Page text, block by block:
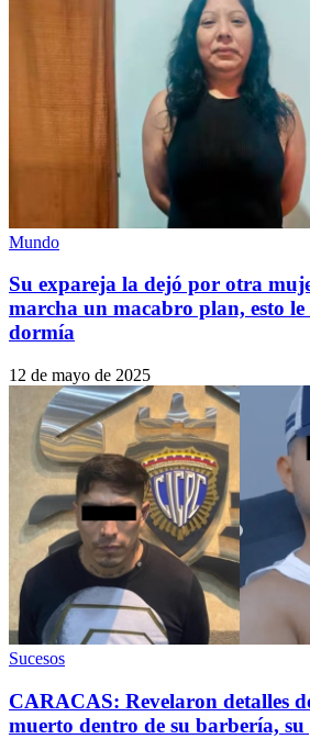
Mundo
Su expareja la dejó por otra
marcha un macabro plan, esto
dormía
12 de mayo de 2025
Sucesos
CARACAS: Revelaron detalles
muerto dentro de su barbería, su